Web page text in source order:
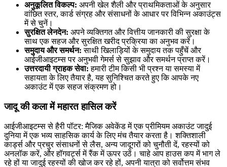
अनुकूलित विकल्प: अपनी खेल शैली और प्राथमिकताओं के अनुसार
वांछित स्तर, कार्ड संग्रह और संसाधनों के आधार पर विभिन्न अकाउंट्स
में से चुनें।
सुरक्षित लेनदेन: अपने व्यक्तिगत और वित्तीय जानकारी की सुरक्षा के
साथ एक सहज और सुरक्षित खरीद प्रक्रिया का अनुभव करें।
समुदाय और समर्थन: साथी खिलाड़ियों के समुदाय तक पहुँचें और
आईजीआइटम्स पर अनुभवी गेमर्स से सुझाव और समर्थन प्राप्त करें।
उत्तरदायी ग्राहक सेवा: हमारी टीम किसी भी प्रश्न या समस्या में
सहायता के लिए तैयार है, यह सुनिश्चित करते हुए कि आपके नए
अकाउंट में एक सहज संक्रमण हो।
जादू की कला में महारत हासिल करें
आईजीआइटम्स से हैरी पॉटर: मैजिक अवेकेंड में एक प्रीमियम अकाउंट जादुई
दुनिया में एक भव्य साहसिक कार्य के लिए मंच तैयार करता है। शक्तिशाली
कार्ड्स और प्रचुर संसाधनों से लैस, अन्य जादूगरों को चुनौती दें, रहस्यों को
अनलॉक करें, और हॉगवर्ट्स में रैंक में ऊपर उठें। चाहे आप हाउस कप में भाग ले
रहे हों या जादुई रहस्यों की खोज कर रहे हों, अपनी यात्रा को सर्वोत्तम संभव